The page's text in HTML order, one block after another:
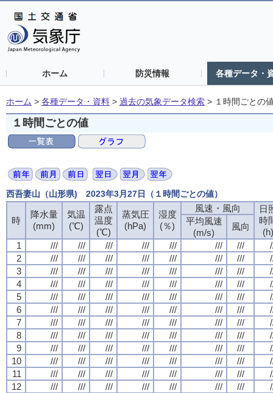
ホーム 防災情報 各種データ・
ホーム > 各種データ・資料 > 過去の気象データ検索 > １時間ごとの
１時間ごとの値
西吾妻山（山形県) 2023年3月27日（１時間ごとの値）
時
降水量
(mm)
気温
(℃)
露点
温度
(℃)
蒸気圧
(hPa)
湿度
(％)
風速・風向
日
時
(h)
平均風速
(m/s)
風向
1
/// /// /// /// /// /// ///
2
/// /// /// /// /// /// ///
3
/// /// /// /// /// /// ///
4
/// /// /// /// /// /// ///
5
/// /// /// /// /// /// ///
6
/// /// /// /// /// /// ///
7
/// /// /// /// /// /// ///
8
/// /// /// /// /// /// ///
9
/// /// /// /// /// /// ///
10
/// /// /// /// /// /// ///
11
/// /// /// /// /// /// ///
12
/// /// /// /// /// /// ///